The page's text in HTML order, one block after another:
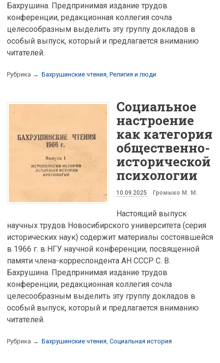
Бахрушина. Предпринимая издание трудов
конференции, редакционная коллегия сочла
целесообразным выделить эту группу докладов в
особый выпуск, который и предлагается вниманию
читателей.
Рубрика → Бахрушинские чтения Религия и люди
Социальное
настроение
как категория
общественно-
исторической
психологии
10.09.2025 Громыко М. М.
Настоящий выпуск
научных трудов Новосибирского университета (серия
исторических наук) содержит материалы состоявшейся
в 1966 г. в НГУ научной конференции, посвященной
памяти члена-корреспондента АН СССР С. В.
Бахрушина. Предпринимая издание трудов
конференции, редакционная коллегия сочла
целесообразным выделить эту группу докладов в
особый выпуск, который и предлагается вниманию
читателей.
Рубрика → Бахрушинские чтения Социальная история